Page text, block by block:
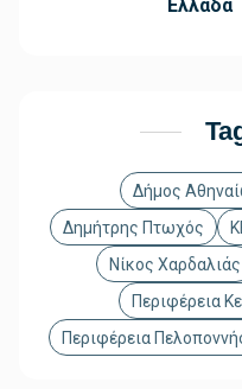
Ελλάδα
Δήμος
Δημήτρης Πτωχός
Νίκος Χαρδαλιάς
Περιφέρεια
Περιφέρεια